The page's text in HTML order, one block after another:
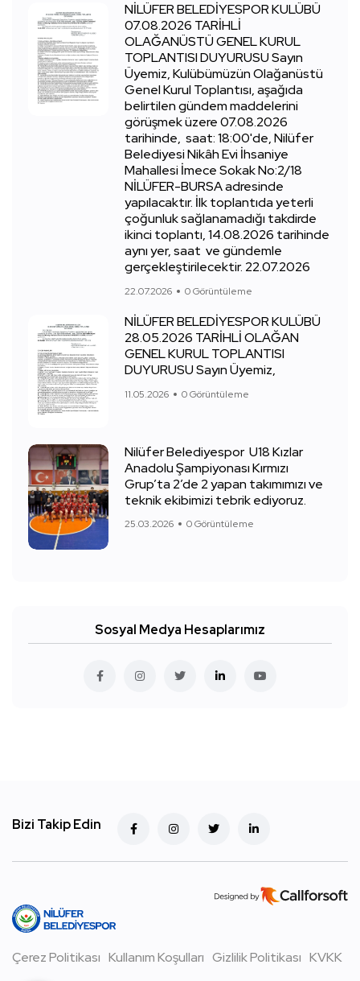
NİLÜFER BELEDİYESPOR KULÜBÜ
07.08.2026 TARİHLİ
OLAĞANÜSTÜ GENEL KURUL
TOPLANTISI DUYURUSU Sayın
Üyemiz, Kulübümüzün Olağanüstü
Genel Kurul Toplantısı, aşağıda
belirtilen gündem maddelerini
görüşmek üzere 07.08.2026
tarihinde, saat: 18:00'de, Nilüfer
Belediyesi Nikâh Evi İhsaniye
Mahallesi İmece Sokak No:2/18
NİLÜFER-BURSA adresinde
yapılacaktır. İlk toplantıda yeterli
çoğunluk sağlanamadığı takdirde
ikinci toplantı, 14.08.2026 tarihinde
aynı yer, saat ve gündemle
gerçekleştirilecektir. 22.07.2026
22.07.2026 0 Görüntüleme
NİLÜFER BELEDİYESPOR KULÜBÜ
28.05.2026 TARİHLİ OLAĞAN
GENEL KURUL TOPLANTISI
DUYURUSU Sayın Üyemiz,
11.05.2026 0 Görüntüleme
Nilüfer Belediyespor U18 Kızlar
Anadolu Şampiyonası Kırmızı
Grup’ta 2’de 2 yapan takımımızı ve
teknik ekibimizi tebrik ediyoruz.
25.03.2026 0 Görüntüleme
Sosyal Medya Hesaplarımız
Bizi Takip Edin
Çerez Politikası Kullanım Koşulları Gizlilik Politikası KVKK